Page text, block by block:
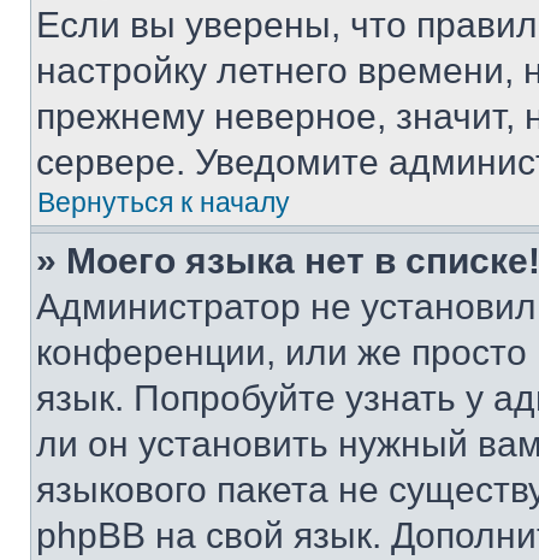
Если вы уверены, что
настройку летнего
прежнему неверное, значит,
сервере. Уведомите
Вернуться к началу
» Моего языка нет в списке!
Администратор не
конференции, или же
язык. Попробуйте узнать у
ли он установить нужный
языкового пакета не
phpBB на свой язык.